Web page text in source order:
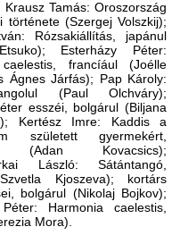
Krausz Tamás: Oroszország
története (Szergej Volszkij);
Rózsakiállítás, japánul
Esterházy Péter:
francíául (Joélle
Ágnes Járfás); Pap Károly:
(Paul Olchváry);
esszéi, bolgárul (Biljana
Kertész Imre: Kaddis a
született gyermekért,
(Adan Kovacsics);
László: Sátántangó,
Kjoszeva); kortárs
bolgárul (Nikolaj Bojkov);
Harmonia caelestis,
Mora).